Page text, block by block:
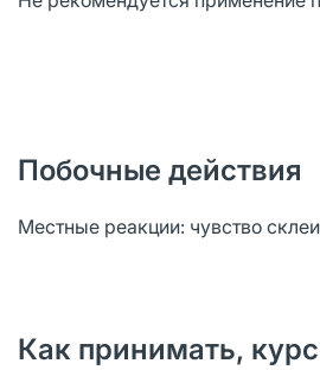
Побочные действия
Местные реакции: чувство
Как принимать,